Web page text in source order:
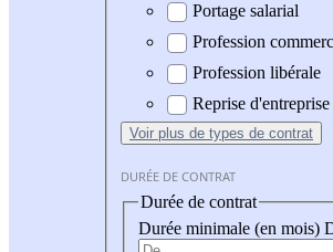
Portage salarial
Profession
Profession libérale
Reprise d'entreprise
Voir plus de types de contrat
DURÉE DE CONTRAT
Durée de contrat
Durée minimale (en mois)